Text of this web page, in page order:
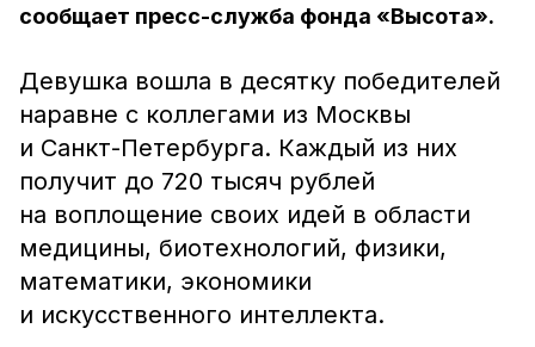
сообщает пресс-служба фонда «Высота».
Девушка вошла в десятку победителей
наравне с коллегами из Москвы
и Санкт-Петербурга. Каждый из них
получит до 720 тысяч рублей
на воплощение своих идей в области
медицины, биотехнологий, физики,
математики, экономики
и искусственного интеллекта.